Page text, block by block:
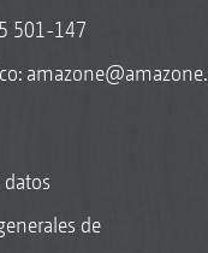
501-147
de